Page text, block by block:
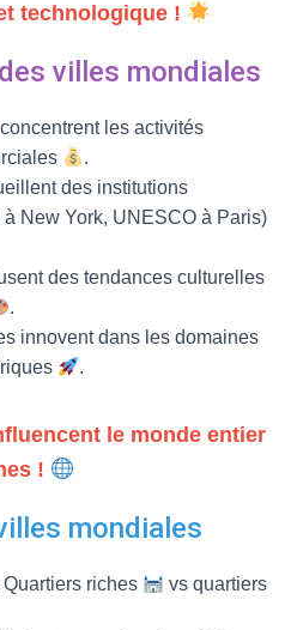
technologique !
villes mondiales
les activités
.
des institutions
New York, UNESCO à Paris)
des tendances culturelles
.
innovent dans les domaines
.
le monde entier
!
mondiales
Quartiers riches
vs quartiers